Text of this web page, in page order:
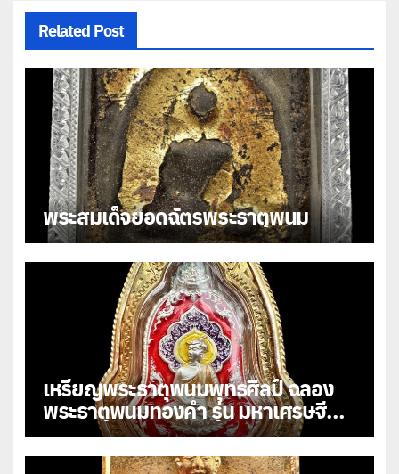
Related Post
พระสมเด็จยอดฉัตรพระธาตุพนม
เหรียญพระธาตุพนมพุทธศิลป์ ฉลอง
พระธาตุพนมทองคำ รุ่น มหาเศรษฐี
108